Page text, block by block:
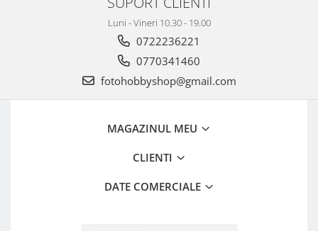
Luni - Vineri 10.30 - 19.00
0722236221
0770341460
fotohobbyshop@gmail.com
MAGAZINUL MEU
CLIENTI
DATE COMERCIALE